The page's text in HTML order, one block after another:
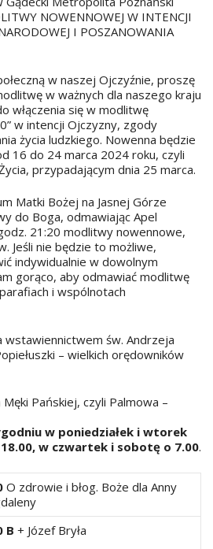
NOWENNOWEJ W INTENCJI
I POSZANOWANIA
w naszej Ojczyźnie, proszę
w ważnych dla naszego kraju
włączenia się w modlitwę
w intencji Ojczyzny, zgody
życia ludzkiego. Nowenna będzie
16 do 24 marca 2024 roku, czyli
przypadającym dnia 25 marca.
Matki Bożej na Jasnej Górze
do Boga, odmawiając Apel
21:20 modlitwy nowennowe,
Jeśli nie będzie to możliwe,
indywidualnie w dowolnym
gorąco, aby odmawiać modlitwę
i wspólnotach
wstawiennictwem św. Andrzeja
– wielkich orędowników
Pańskiej, czyli Palmowa –
w poniedziałek i wtorek
w czwartek i sobotę o 7.00.
O zdrowie i błog. Boże dla Anny
B + Józef Bryła